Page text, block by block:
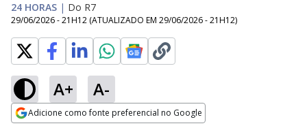
24 HORAS | Do R7
29/06/2026 - 21H12 (ATUALIZADO EM 29/06/2026 - 21H12)
A+ A-
Adicione como fonte preferencial no Google
Ativar
Loaded
63.97%